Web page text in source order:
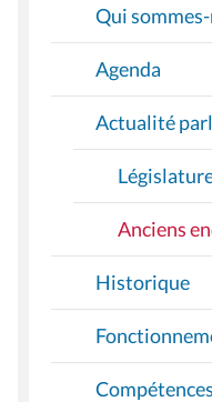
T
O
Qui
Agenda
Actualité
Anciens
Historique
Compétences